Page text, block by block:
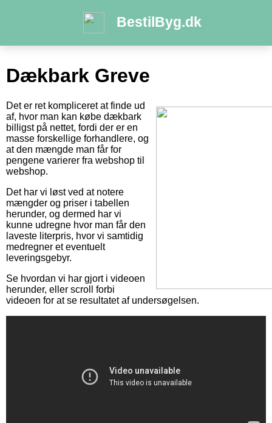
BestilByg.dk
Dækbark Greve
Det er ret kompliceret at finde ud
af, hvor man kan købe dækbark
billigst på nettet, fordi der er en
masse forskellige forhandlere, og
at den mængde man får for
pengene varierer fra webshop til
webshop.
Det har vi løst ved at notere
mængder og priser i tabellen
herunder, og dermed har vi
kunne udregne hvor man får den
laveste literpris, hvor vi samtidig
medregner et eventuelt
leveringsgebyr.
Se hvordan vi har gjort i videoen
herunder, eller scroll forbi
videoen for at se resultatet af undersøgelsen.